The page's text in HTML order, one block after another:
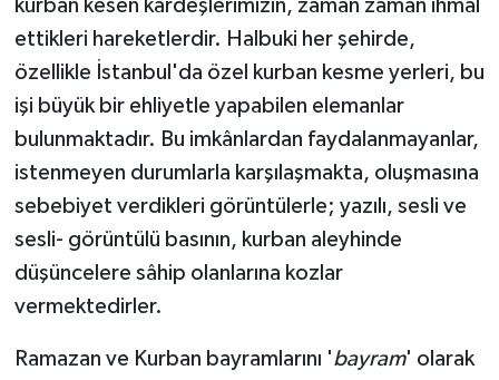
kurban kesen kardeşlerimizin, zaman zaman ihmal
ettikleri hareketlerdir. Halbuki her şehirde,
özellikle İstanbul'da özel kurban kesme yerleri, bu
işi büyük bir ehliyetle yapabilen elemanlar
bulunmaktadır. Bu imkânlardan faydalanmayanlar,
istenmeyen durumlarla karşılaşmakta, oluşmasına
sebebiyet verdikleri görüntülerle; yazılı, sesli ve
sesli- görüntülü basının, kurban aleyhinde
düşüncelere sâhip olanlarına kozlar
vermektedirler.
Ramazan ve Kurban bayramlarını 'bayram' olarak